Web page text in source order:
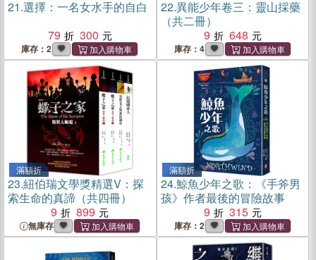
21.選擇：一名女水手的自白
79
300
庫存：2
22.異能少年卷三：靈山採藥
（共二冊）
9
648
庫存：4
滿額折
23.紐伯瑞文學獎精選V：探
索生命的真諦（共四冊）
9
899
無庫存
滿額折
24.鯨魚少年之歌：《手斧男
孩》作者最後的冒險故事
9
315
庫存：2